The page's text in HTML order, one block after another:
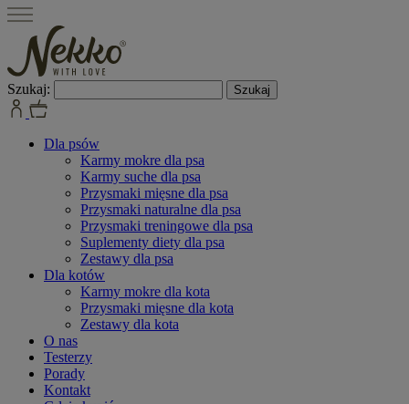
Szukaj:
Dla psów
Karmy mokre dla psa
Karmy suche dla psa
Przysmaki mięsne dla psa
Przysmaki naturalne dla psa
Przysmaki treningowe dla psa
Suplementy diety dla psa
Zestawy dla psa
Dla kotów
Karmy mokre dla kota
Przysmaki mięsne dla kota
Zestawy dla kota
O nas
Testerzy
Porady
Kontakt